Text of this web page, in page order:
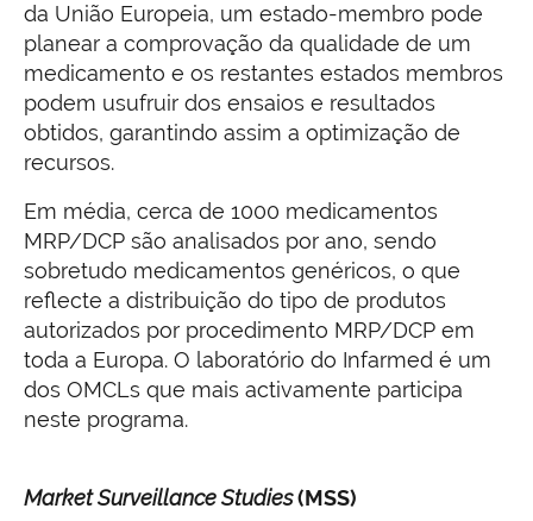
da União Europeia, um estado-membro pode
planear a comprovação da qualidade de um
medicamento e os restantes estados membros
podem usufruir dos ensaios e resultados
obtidos, garantindo assim a optimização de
recursos.
Em média, cerca de 1000 medicamentos
MRP/DCP são analisados por ano, sendo
sobretudo medicamentos genéricos, o que
reflecte a distribuição do tipo de produtos
autorizados por procedimento MRP/DCP em
toda a Europa. O laboratório do Infarmed é um
dos OMCLs que mais activamente participa
neste programa.
Market Surveillance Studies(MSS)